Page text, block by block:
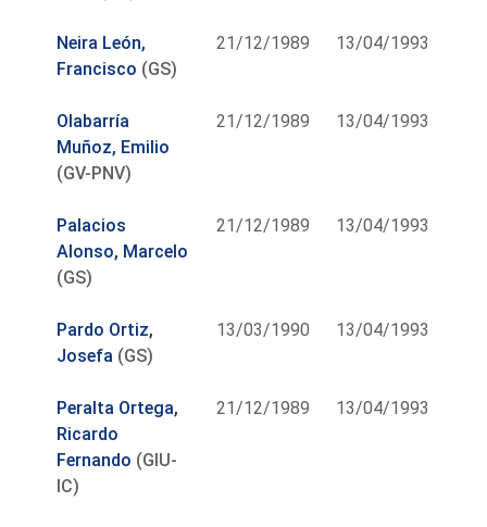
Neira León,
Francisco (GS)
21/12/1989 13/04/1993
Olabarría
Muñoz, Emilio
(GV-PNV)
21/12/1989 13/04/1993
Palacios
Alonso, Marcelo
(GS)
21/12/1989 13/04/1993
Pardo Ortiz,
Josefa (GS)
13/03/1990 13/04/1993
Peralta Ortega,
Ricardo
Fernando (GIU-
IC)
21/12/1989 13/04/1993